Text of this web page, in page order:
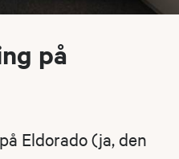
på
Eldorado (ja, den